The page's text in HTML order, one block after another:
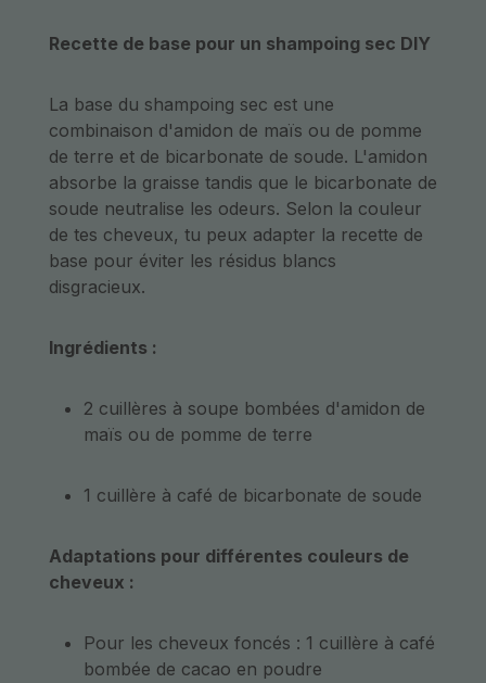
Recette de base pour un shampoing sec DIY
La base du shampoing sec est une
combinaison d'amidon de maïs ou de pomme
de terre et de bicarbonate de soude. L'amidon
absorbe la graisse tandis que le bicarbonate de
soude neutralise les odeurs. Selon la couleur
de tes cheveux, tu peux adapter la recette de
base pour éviter les résidus blancs
disgracieux.
Ingrédients :
2 cuillères à soupe bombées d'amidon de
maïs ou de pomme de terre
1 cuillère à café de bicarbonate de soude
Adaptations pour différentes couleurs de
cheveux :
Pour les cheveux foncés : 1 cuillère à café
bombée de cacao en poudre